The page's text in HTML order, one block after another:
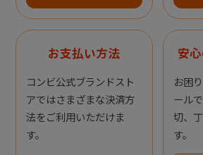
お支払い方法
コンビ公式ブランドスト
アではさまざまな決済方
法をご利用いただけま
す。
安
お困
ール
切、
す。